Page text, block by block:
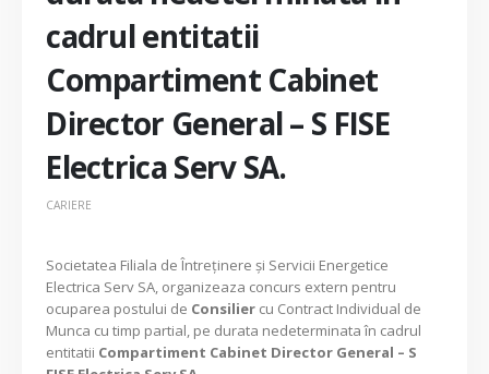
cadrul entitatii
Compartiment Cabinet
Director General – S FISE
Electrica Serv SA.
CARIERE
Societatea Filiala de Întreţinere şi Servicii Energetice
Electrica Serv SA, organizeaza concurs extern pentru
ocuparea postului de Consilier cu Contract Individual de
Munca cu timp partial, pe durata nedeterminata în cadrul
entitatii Compartiment Cabinet Director General – S